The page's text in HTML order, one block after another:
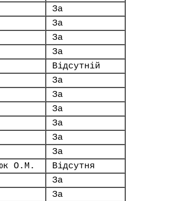
За
За
За
За
Відсутній
За
За
За
За
За
За
О.М.
Відсутня
За
За